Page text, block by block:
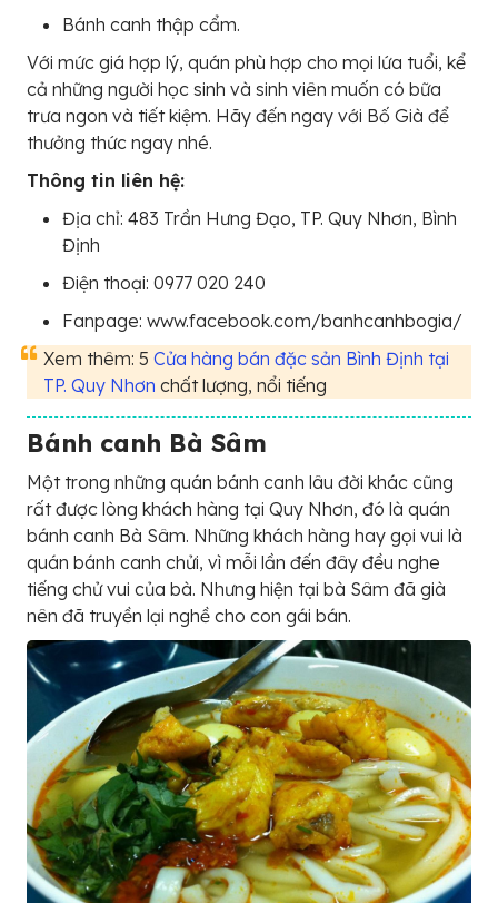
Bánh canh thập cẩm.
Với mức giá hợp lý, quán phù hợp cho mọi lứa tuổi, kể
cả những người học sinh và sinh viên muốn có bữa
trưa ngon và tiết kiệm. Hãy đến ngay với Bố Già để
thưởng thức ngay nhé.
Thông tin liên hệ:
Địa chỉ: 483 Trần Hưng Đạo, TP. Quy Nhơn, Bình
Định
Điện thoại: 0977 020 240
Fanpage: www.facebook.com/banhcanhbogia/
Xem thêm: 5 Cửa hàng bán đặc sản Bình Định tại
TP. Quy Nhơn chất lượng, nổi tiếng
Bánh canh Bà Sâm
Một trong những quán bánh canh lâu đời khác cũng
rất được lòng khách hàng tại Quy Nhơn, đó là quán
bánh canh Bà Sâm. Những khách hàng hay gọi vui là
quán bánh canh chửi, vì mỗi lần đến đây đều nghe
tiếng chử vui của bà. Nhưng hiện tại bà Sâm đã già
nên đã truyền lại nghề cho con gái bán.